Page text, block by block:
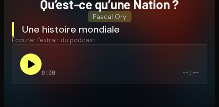
Qu’est-ce qu’une Nation ?
Pascal Ory
Une histoire mondiale
Écouter l'extrait du podcast :
0:00 --:--